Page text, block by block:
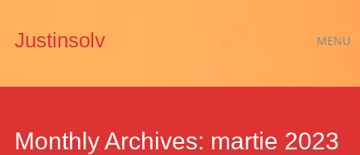
Justinsolv MENU
Monthly Archives: martie 2023